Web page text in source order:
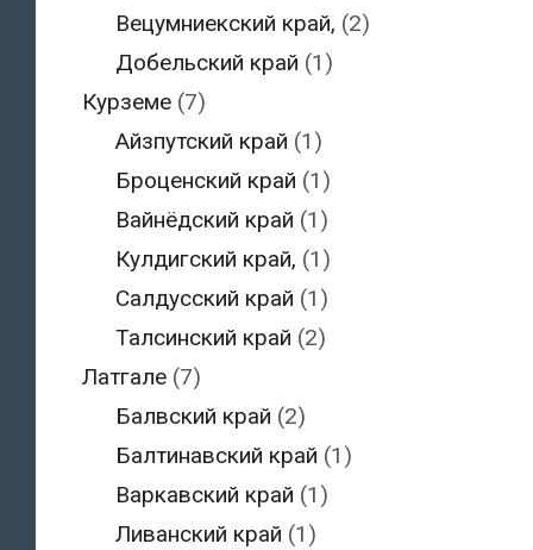
Вецумниекский край, (2)
Добельский край (1)
Курземе(7)
Айзпутский край (1)
Броценский край (1)
Вайнёдский край (1)
Кулдигский край, (1)
Салдусский край (1)
Талсинский край (2)
Латгале(7)
Балвский край (2)
Балтинавский край (1)
Варкавский край (1)
Ливанский край (1)